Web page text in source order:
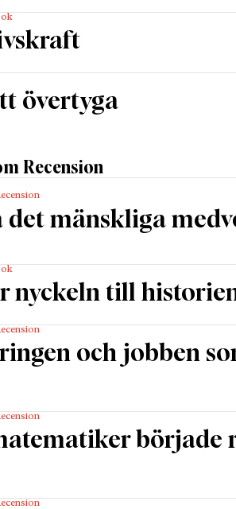
övertyga
Recension
det mänskliga
nyckeln till
och jobben
började